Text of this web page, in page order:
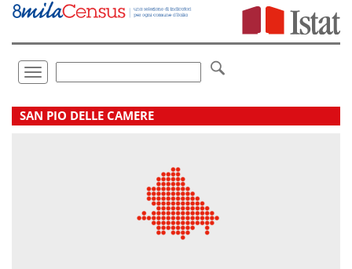
Vai
direttamente
Toggle
navigation
.
SAN PIO DELLE CAMERE